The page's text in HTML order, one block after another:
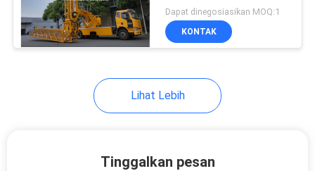
Truck
Dapat dinegosiasikan MOQ:1
KONTAK
Lihat Lebih
Tinggalkan pesan